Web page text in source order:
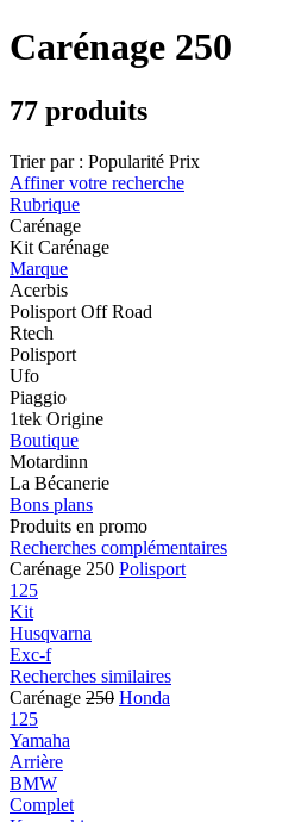
Carénage 250
77 produits
Trier par : Popularité Prix
Affiner votre recherche
Rubrique
Carénage
Kit Carénage
Marque
Acerbis
Polisport Off Road
Rtech
Polisport
Ufo
Piaggio
1tek Origine
Boutique
Motardinn
La Bécanerie
Bons plans
Produits en promo
Recherches complémentaires
Carénage 250 Polisport
125
Kit
Husqvarna
Exc-f
Recherches similaires
Carénage 250 Honda
125
Yamaha
Arrière
BMW
Complet